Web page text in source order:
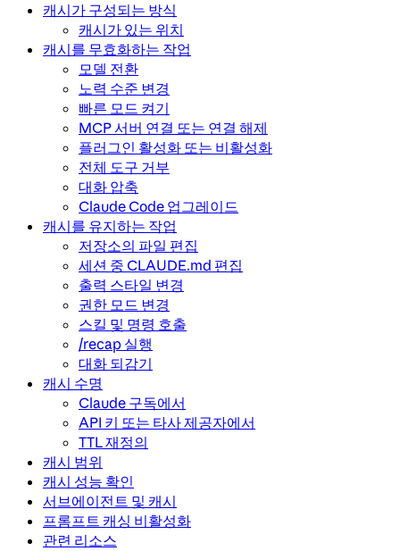
캐시가 구성되는 방식
캐시가 있는 위치
캐시를 무효화하는 작업
모델 전환
노력 수준 변경
빠른 모드 켜기
MCP 서버 연결 또는 연결 해제
플러그인 활성화 또는 비활성화
전체 도구 거부
대화 압축
Claude Code 업그레이드
캐시를 유지하는 작업
저장소의 파일 편집
세션 중 CLAUDE.md 편집
출력 스타일 변경
권한 모드 변경
스킬 및 명령 호출
/recap 실행
대화 되감기
캐시 수명
Claude 구독에서
API 키 또는 타사 제공자에서
TTL 재정의
캐시 범위
캐시 성능 확인
서브에이전트 및 캐시
프롬프트 캐싱 비활성화
관련 리소스